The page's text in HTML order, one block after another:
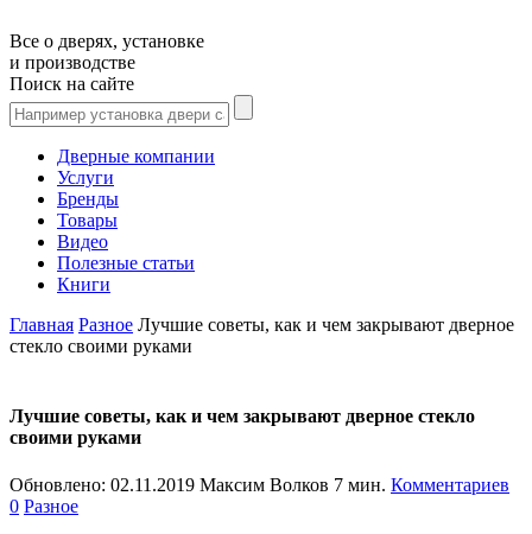
Все о дверях, установке
и производстве
Поиск на сайте
Дверные компании
Услуги
Бренды
Товары
Видео
Полезные статьи
Книги
Главная Разное Лучшие советы, как и чем закрывают дверное
стекло своими руками
Лучшие советы, как и чем закрывают дверное стекло
своими руками
Обновлено: 02.11.2019 Максим Волков 7 мин. Комментариев
0 Разное